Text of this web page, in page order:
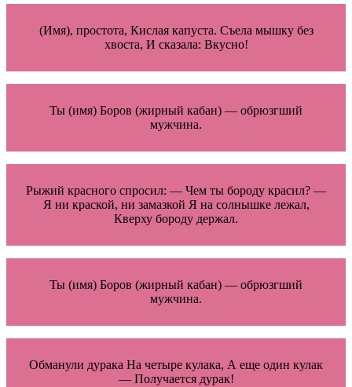
(Имя), простота, Кислая капуста. Съела мышку без
хвоста, И сказала: Вкусно!
Ты (имя) Боров (жирный кабан) — обрюзгший
мужчина.
Рыжий красного спросил: — Чем ты бороду красил? —
Я ни краской, ни замазкой Я на солнышке лежал,
Кверху бороду держал.
Ты (имя) Боров (жирный кабан) — обрюзгший
мужчина.
Обманули дурака На четыре кулака, А еще один кулак
— Получается дурак!